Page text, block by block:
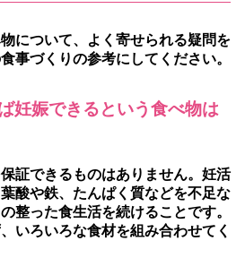
について、よく寄せられる疑問を
事づくりの参考にしてください。
妊娠できるという食べ物は
証できるものはありません。妊活
酸や鉄、たんぱく質などを不足な
整った食生活を続けることです。
いろいろな食材を組み合わせてく